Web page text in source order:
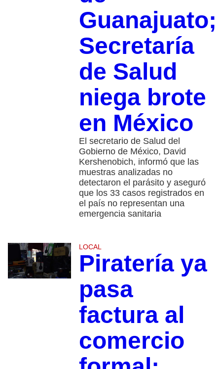
Guanajuato;
Secretaría
de Salud
niega brote
en México
El secretario de Salud del
Gobierno de México, David
Kershenobich, informó que las
muestras analizadas no
detectaron el parásito y aseguró
que los 33 casos registrados en
el país no representan una
emergencia sanitaria
LOCAL
Piratería ya
pasa
factura al
comercio